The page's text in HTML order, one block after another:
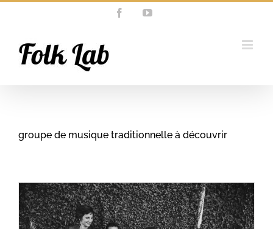
FacebookYouTube
groupe de musique traditionnelle à découvrir